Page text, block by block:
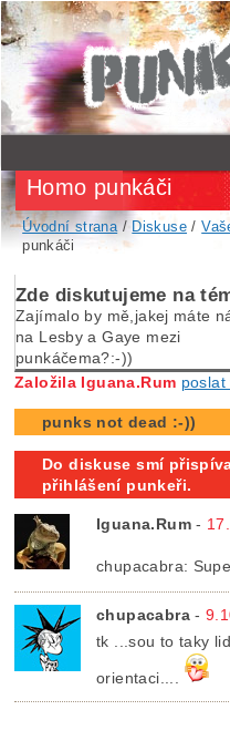
Homo punkáči
Úvodní strana/ Diskuse /
punkáči
Zde diskutujeme na
Zajímalo by mě,jakej máte
na Lesby a Gaye mezi
punkáčema?:-))
Založila Iguana.Rum poslat
punks not dead :-))
Do diskuse smí
přihlášení punkeři.
Iguana.Rum-
chupacabra:
chupacabra-
tk ...sou to taky
orientaci....